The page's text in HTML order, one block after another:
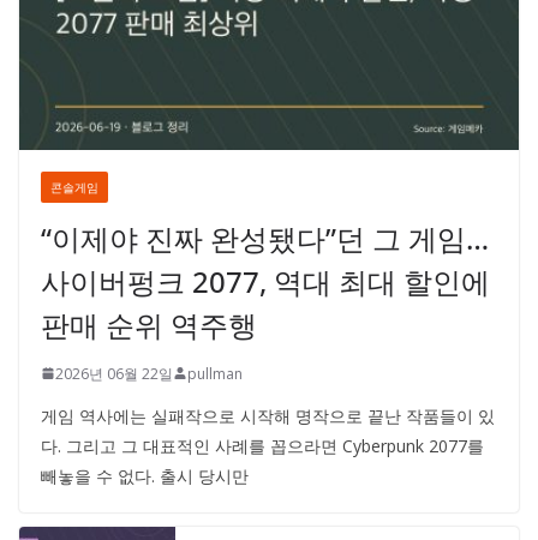
콘솔게임
“이제야 진짜 완성됐다”던 그 게임…
사이버펑크 2077, 역대 최대 할인에
판매 순위 역주행
2026년 06월 22일 pullman
게임 역사에는 실패작으로 시작해 명작으로 끝난 작품들이 있
다. 그리고 그 대표적인 사례를 꼽으라면 Cyberpunk 2077를
빼놓을 수 없다. 출시 당시만